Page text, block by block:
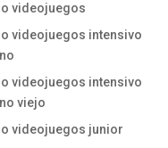
videojuegos
videojuegos intensivo
videojuegos intensivo
viejo
videojuegos junior